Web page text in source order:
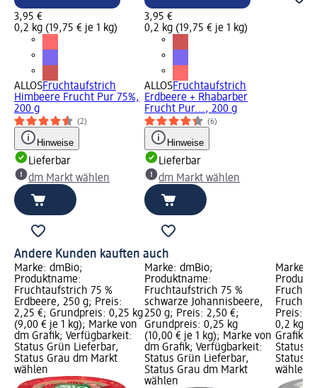
3,95 €
0,2 kg (19,75 € je 1 kg)
ALLOSFruchtaufstrich
Himbeere Frucht Pur 75%,
200 g
(2)
Hinweise
Lieferbar
dm Markt wählen
3,95 €
0,2 kg (19,75 € je 1 kg)
ALLOSFruchtaufstrich
Erdbeere + Rhabarber
Frucht Pur..., 200 g
(6)
Hinweise
Lieferbar
dm Markt wählen
Andere Kunden kauften auch
Marke: dmBio;
Produktname:
Fruchtaufstrich 75 %
Erdbeere, 250 g; Preis:
2,25 €; Grundpreis: 0,25 kg
(9,00 € je 1 kg); Marke von
dm Grafik; Verfügbarkeit:
Status Grün Lieferbar,
Status Grau dm Markt
wählen
Marke: dmBio;
Produktname:
Fruchtaufstrich 75 %
schwarze Johannisbeere,
250 g; Preis: 2,50 €;
Grundpreis: 0,25 kg
(10,00 € je 1 kg); Marke von
dm Grafik; Verfügbarkeit:
Status Grün Lieferbar,
Status Grau dm Markt
wählen
Marke:
Frucht
Preis:
0,2 kg
Grafik;
Status
Status
wählen